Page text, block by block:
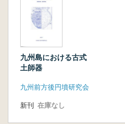
九州島における古式
土師器
九州前方後円墳研究会
新刊 在庫なし